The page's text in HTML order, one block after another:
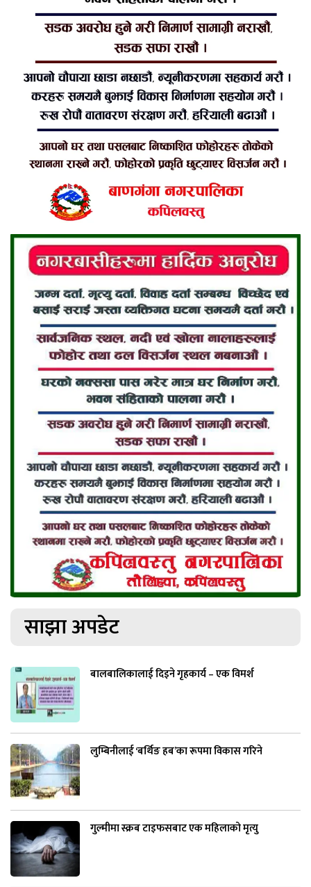
साझा अपडेट
बालबालिकालाई दिइने गृहकार्य – एक विमर्श
लुम्बिनीलाई ‘बर्थिङ हब’का रूपमा विकास गरिने
गुल्मीमा स्क्रब टाइफसबाट एक महिलाको मृत्यु